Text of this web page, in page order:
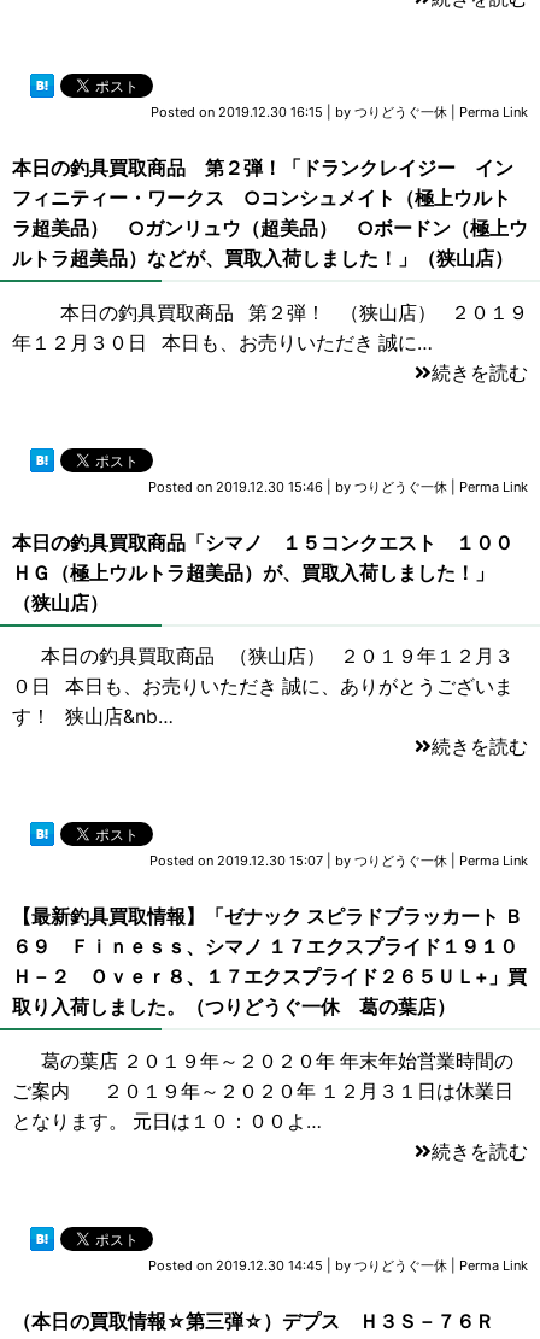
Posted on 2019.12.30 16:15 by つりどうぐ一休 Perma Link
本日の釣具買取商品 第２弾！「ドランクレイジー イン
フィニティー・ワークス ○コンシュメイト（極上ウルト
ラ超美品） ○ガンリュウ（超美品） ○ボードン（極上ウ
ルトラ超美品）などが、買取入荷しました！」（狭山店）
本日の釣具買取商品 第２弾！ （狭山店） ２０１９
年１２月３０日 本日も、お売りいただき 誠に…
続きを読む
Posted on 2019.12.30 15:46 by つりどうぐ一休 Perma Link
本日の釣具買取商品「シマノ １５コンクエスト １００
ＨＧ（極上ウルトラ超美品）が、買取入荷しました！」
（狭山店）
本日の釣具買取商品 （狭山店） ２０１９年１２月３
０日 本日も、お売りいただき 誠に、ありがとうございま
す！ 狭山店&nb…
続きを読む
Posted on 2019.12.30 15:07 by つりどうぐ一休 Perma Link
【最新釣具買取情報】「ゼナック スピラドブラッカート Ｂ
６９ Ｆｉｎｅｓｓ、シマノ １７エクスプライド１９１０
Ｈ－２ Ｏｖｅｒ８、１７エクスプライド２６５ＵＬ+」買
取り入荷しました。（つりどうぐ一休 葛の葉店）
葛の葉店 ２０１９年～２０２０年 年末年始営業時間の
ご案内 ２０１９年～２０２０年 １２月３１日は休業日
となります。 元日は１０：００よ…
続きを読む
Posted on 2019.12.30 14:45 by つりどうぐ一休 Perma Link
（本日の買取情報☆第三弾☆）デプス Ｈ３Ｓ－７６Ｒ